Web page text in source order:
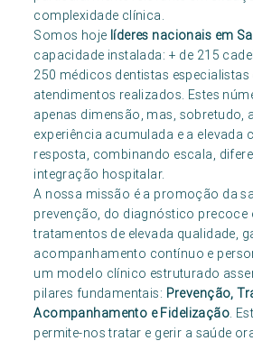
complexidade clínica.
Somos hoje líderes nacionais em
capacidade instalada: + de 215
250 médicos dentistas especialistas
atendimentos realizados. Estes
apenas dimensão, mas, sobretudo,
experiência acumulada e a elevada
resposta, combinando escala,
integração hospitalar.
A nossa missão é a promoção da
prevenção, do diagnóstico precoce
tratamentos de elevada qualidade,
acompanhamento contínuo e
um modelo clínico estruturado
pilares fundamentais: Prevenção,
Acompanhamento e Fidelização.
permite-nos tratar e gerir a saúde